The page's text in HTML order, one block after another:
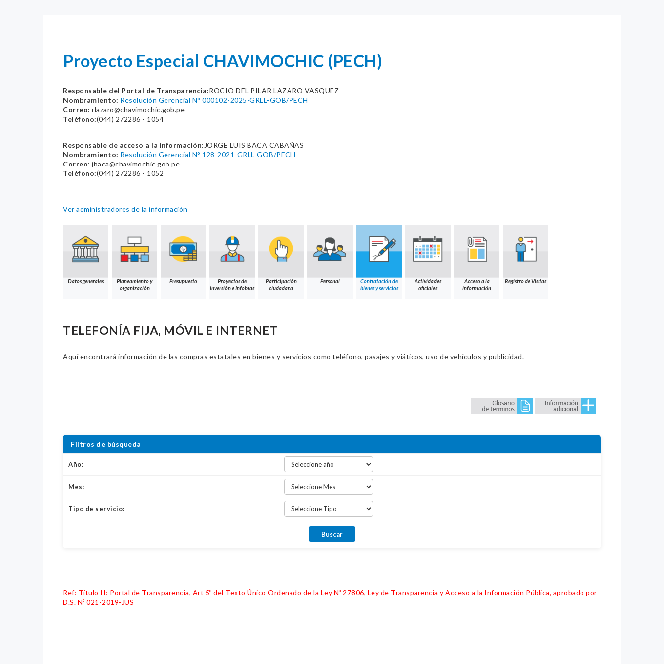
Proyecto Especial CHAVIMOCHIC (PECH)
Responsable del Portal de Transparencia:ROCIO DEL PILAR LAZARO VASQUEZ
Nombramiento: Resolución Gerencial N° 000102-2025-GRLL-GOB/PECH
Correo: rlazaro@chavimochic.gob.pe
Teléfono:(044) 272286 - 1054
Responsable de acceso a la información: JORGE LUIS BACA CABAÑAS
Nombramiento: Resolución Gerencial N° 128-2021-GRLL-GOB/PECH
Correo: jbaca@chavimochic.gob.pe
Teléfono:(044) 272286 - 1052
Ver administradores de la información
Datos generales
Planeamiento y
organización
Presupuesto
Proyectos de
inversión e Infobras
Participación
ciudadana
Personal
Contratación de
bienes y servicios
Actividades
oficiales
Acceso a la
información
Registro de Visitas
TELEFONÍA FIJA, MÓVIL E INTERNET
Aquí encontrará información de las compras estatales en bienes y servicios como teléfono, pasajes y viáticos, uso de vehículos y publicidad.
Filtros de búsqueda
Año:
Mes:
Tipo de servicio:
Ref: Título II: Portal de Transparencia, Art 5º del Texto Único Ordenado de la Ley Nº 27806, Ley de Transparencia y Acceso a la Información Pública, aprobado por
D.S. Nº 021-2019-JUS